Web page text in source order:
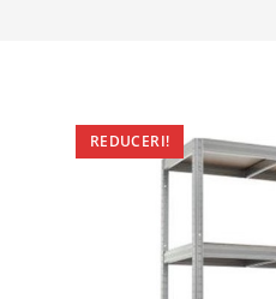
REDUCERI!